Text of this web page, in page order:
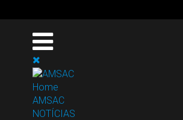
Home
AMSAC
NOTÍCIAS